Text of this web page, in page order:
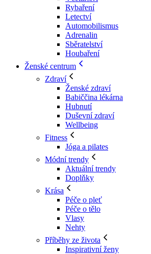
Rybaření
Letectví
Automobilismus
Adrenalin
Sběratelství
Houbaření
Ženské centrum
Zdraví
Ženské zdraví
Babiččina lékárna
Hubnutí
Duševní zdraví
Wellbeing
Fitness
Jóga a pilates
Módní trendy
Aktuální trendy
Doplňky
Krása
Péče o pleť
Péče o tělo
Vlasy
Nehty
Příběhy ze života
Inspirativní ženy